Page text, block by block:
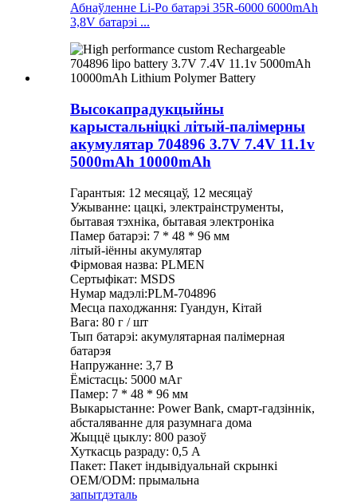
Абнаўленне Li-Po батарэі 35R-6000 6000mAh
3,8V батарэі ...
Высокапрадукцыйны
карыстальніцкі літый-палімерны
акумулятар 704896 3.7V 7.4V 11.1v
5000mAh 10000mAh
Гарантыя: 12 месяцаў, 12 месяцаў
Ужыванне: цацкі, электраінструменты,
бытавая тэхніка, бытавая электроніка
Памер батарэі: 7 * 48 * 96 мм
літый-іённы акумулятар
Фірмовая назва: PLMEN
Сертыфікат: MSDS
Нумар мадэлі:PLM-704896
Месца паходжання: Гуандун, Кітай
Вага: 80 г / шт
Тып батарэі: акумулятарная палімерная
батарэя
Напружанне: 3,7 В
Ёмістасць: 5000 мАг
Памер: 7 * 48 * 96 мм
Выкарыстанне: Power Bank, смарт-гадзіннік,
абсталяванне для разумнага дома
Жыццё цыклу: 800 разоў
Хуткасць разраду: 0,5 А
Пакет: Пакет індывідуальнай скрынкі
OEM/ODM: прымальна
запытдэталь